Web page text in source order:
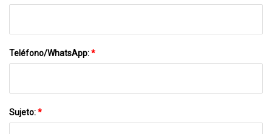
Teléfono/WhatsApp:*
Sujeto:*